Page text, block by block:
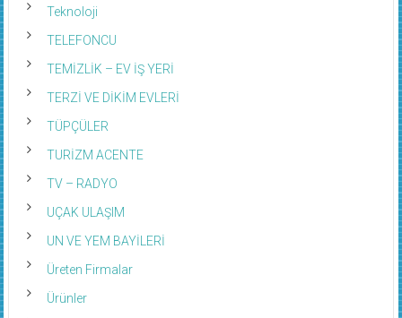
Teknoloji
TELEFONCU
TEMİZLİK – EV İŞ YERİ
TERZİ VE DİKİM EVLERİ
TÜPÇÜLER
TURİZM ACENTE
TV – RADYO
UÇAK ULAŞIM
UN VE YEM BAYİLERİ
Üreten Firmalar
Ürünler